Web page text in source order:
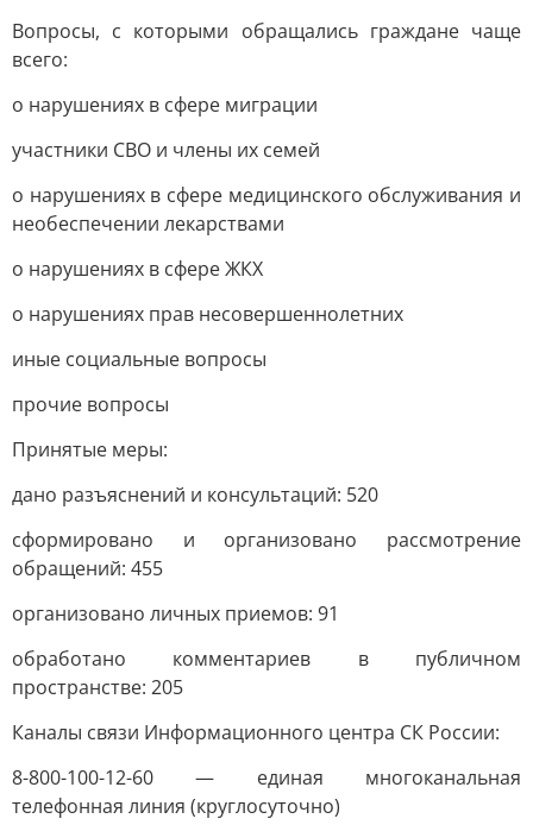
Вопросы, с которыми обращались граждане чаще
всего:
о нарушениях в сфере миграции
участники СВО и члены их семей
о нарушениях в сфере медицинского обслуживания и
необеспечении лекарствами
о нарушениях в сфере ЖКХ
о нарушениях прав несовершеннолетних
иные социальные вопросы
прочие вопросы
Принятые меры:
дано разъяснений и консультаций: 520
сформировано и организовано рассмотрение
обращений: 455
организовано личных приемов: 91
обработано комментариев в публичном
пространстве: 205
Каналы связи Информационного центра СК России:
8-800-100-12-60 — единая многоканальная
телефонная линия (круглосуточно)